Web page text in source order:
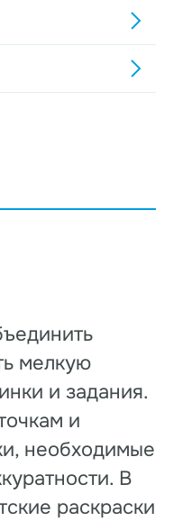
мелкую
и задания.
и
необходимые
В
раскраски